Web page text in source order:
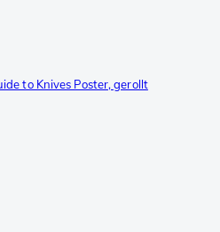
to Knives Poster, gerollt